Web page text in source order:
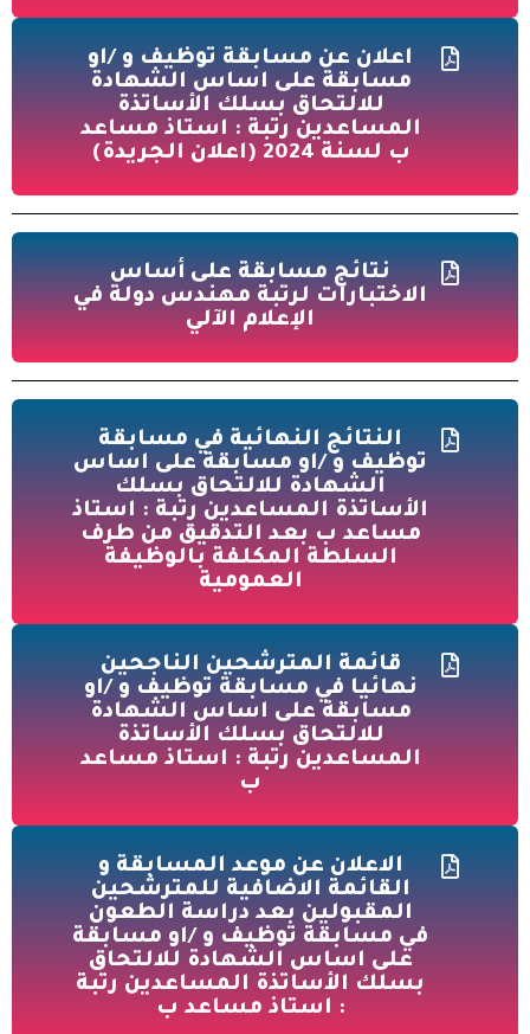
اعلان عن مسابقة توظيف و /او
مسابقة على اساس الشهادة
للالتحاق بسلك الأساتذة
المساعدين رتبة : استاذ مساعد
ب لسنة 2024 (اعلان الجريدة)
نتائج مسابقة على أساس
الاختبارات لرتبة مهندس دولة في
الإعلام الآلي
النتائج النهائية في مسابقة
توظيف و /او مسابقة على اساس
الشهادة للالتحاق بسلك
الأساتذة المساعدين رتبة : استاذ
مساعد ب بعد التدقيق من طرف
السلطة المكلفة بالوظيفة
العمومية
قائمة المترشحين الناجحين
نهائيا في مسابقة توظيف و /او
مسابقة على اساس الشهادة
للالتحاق بسلك الأساتذة
المساعدين رتبة : استاذ مساعد
ب
الاعلان عن موعد المسابقة و
القائمة الاضافية للمترشحين
المقبولين بعد دراسة الطعون
في مسابقة توظيف و /او مسابقة
على اساس الشهادة للالتحاق
بسلك الأساتذة المساعدين رتبة
: استاذ مساعد ب